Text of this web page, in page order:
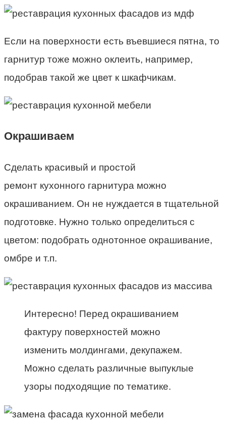
Если на поверхности есть въевшиеся пятна, то
гарнитур тоже можно оклеить, например,
подобрав такой же цвет к шкафчикам.
Окрашиваем
Сделать красивый и простой
ремонт кухонного гарнитура можно
окрашиванием. Он не нуждается в тщательной
подготовке. Нужно только определиться с
цветом: подобрать однотонное окрашивание,
омбре и т.п.
Интересно! Перед окрашиванием
фактуру поверхностей можно
изменить молдингами, декупажем.
Можно сделать различные выпуклые
узоры подходящие по тематике.